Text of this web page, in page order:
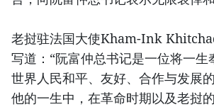
老挝驻法国大使Kham-Ink
写道：“阮富仲总书记是一位将一生
世界人民和平、友好、合作与发展
他的一生中，在革命时期以及老挝